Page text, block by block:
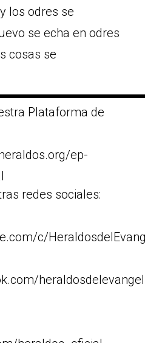
los odres se
se echa en odres
cosas se
Plataforma de
ep-
redes sociales:
c/